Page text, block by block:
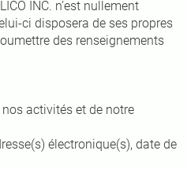
INC. n’est nullement
ci disposera de ses propres
des renseignements
activités et de notre
électronique(s), date de